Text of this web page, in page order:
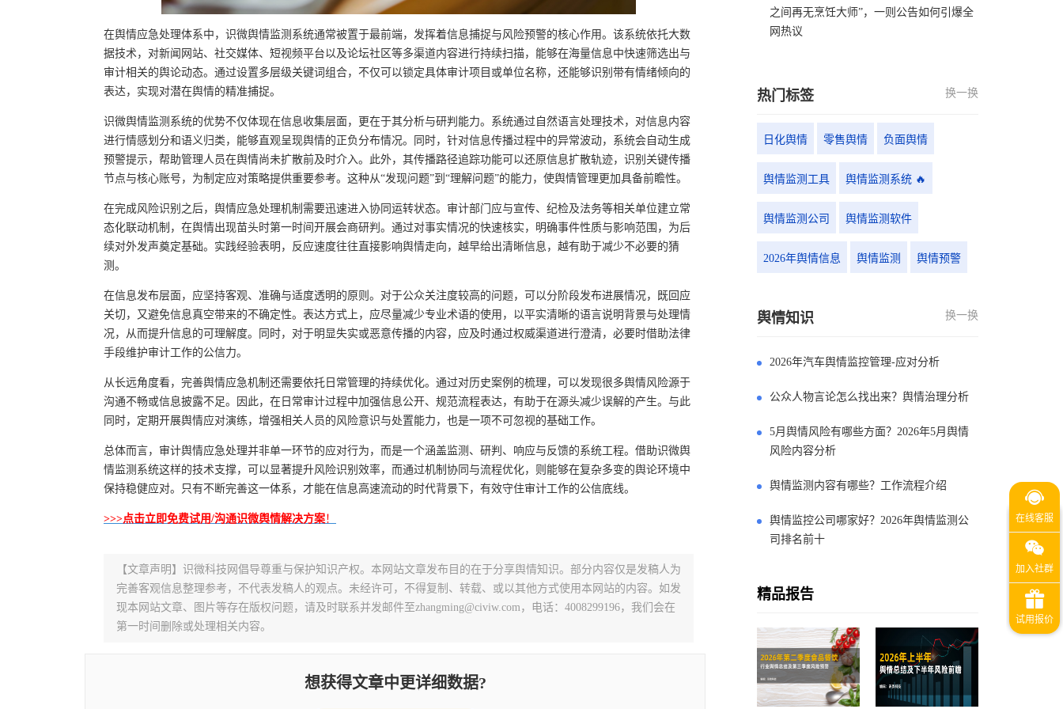
在舆情应急处理体系中，识微舆情监测系统通常被置于最前端，发挥着信息捕捉与风险预警的核心作用。该系统依托大数
据技术，对新闻网站、社交媒体、短视频平台以及论坛社区等多渠道内容进行持续扫描，能够在海量信息中快速筛选出与
审计相关的舆论动态。通过设置多层级关键词组合，不仅可以锁定具体审计项目或单位名称，还能够识别带有情绪倾向的
表达，实现对潜在舆情的精准捕捉。
识微舆情监测系统的优势不仅体现在信息收集层面，更在于其分析与研判能力。系统通过自然语言处理技术，对信息内容
进行情感划分和语义归类，能够直观呈现舆情的正负分布情况。同时，针对信息传播过程中的异常波动，系统会自动生成
预警提示，帮助管理人员在舆情尚未扩散前及时介入。此外，其传播路径追踪功能可以还原信息扩散轨迹，识别关键传播
节点与核心账号，为制定应对策略提供重要参考。这种从“发现问题”到“理解问题”的能力，使舆情管理更加具备前瞻性。
在完成风险识别之后，舆情应急处理机制需要迅速进入协同运转状态。审计部门应与宣传、纪检及法务等相关单位建立常
态化联动机制，在舆情出现苗头时第一时间开展会商研判。通过对事实情况的快速核实，明确事件性质与影响范围，为后
续对外发声奠定基础。实践经验表明，反应速度往往直接影响舆情走向，越早给出清晰信息，越有助于减少不必要的猜
测。
在信息发布层面，应坚持客观、准确与适度透明的原则。对于公众关注度较高的问题，可以分阶段发布进展情况，既回应
关切，又避免信息真空带来的不确定性。表达方式上，应尽量减少专业术语的使用，以平实清晰的语言说明背景与处理情
况，从而提升信息的可理解度。同时，对于明显失实或恶意传播的内容，应及时通过权威渠道进行澄清，必要时借助法律
手段维护审计工作的公信力。
从长远角度看，完善舆情应急机制还需要依托日常管理的持续优化。通过对历史案例的梳理，可以发现很多舆情风险源于
沟通不畅或信息披露不足。因此，在日常审计过程中加强信息公开、规范流程表达，有助于在源头减少误解的产生。与此
同时，定期开展舆情应对演练，增强相关人员的风险意识与处置能力，也是一项不可忽视的基础工作。
总体而言，审计舆情应急处理并非单一环节的应对行为，而是一个涵盖监测、研判、响应与反馈的系统工程。借助识微舆
情监测系统这样的技术支撑，可以显著提升风险识别效率，而通过机制协同与流程优化，则能够在复杂多变的舆论环境中
保持稳健应对。只有不断完善这一体系，才能在信息高速流动的时代背景下，有效守住审计工作的公信底线。
>>>点击立即免费试用/沟通识微舆情解决方案！
【文章声明】识微科技网倡导尊重与保护知识产权。本网站文章发布目的在于分享舆情知识。部分内容仅是发稿人为
完善客观信息整理参考，不代表发稿人的观点。未经许可，不得复制、转载、或以其他方式使用本网站的内容。如发
现本网站文章、图片等存在版权问题，请及时联系并发邮件至zhangming@civiw.com，电话：4008299196，我们会在
第一时间删除或处理相关内容。
想获得文章中更详细数据?
之间再无烹饪大师”，一则公告如何引爆全
网热议
热门标签 换一换
日化舆情 零售舆情 负面舆情
舆情监测工具 舆情监测系统 🔥
舆情监测公司 舆情监测软件
2026年舆情信息 舆情监测 舆情预警
舆情知识 换一换
2026年汽车舆情监控管理-应对分析
公众人物言论怎么找出来？舆情治理分析
5月舆情风险有哪些方面？2026年5月舆情
风险内容分析
舆情监测内容有哪些？工作流程介绍
舆情监控公司哪家好？2026年舆情监测公
司排名前十
精品报告